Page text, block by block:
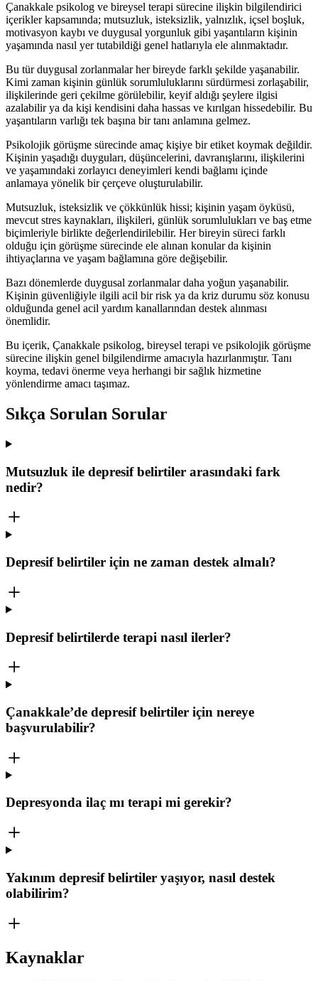
Çanakkale psikolog ve bireysel terapi sürecine ilişkin bilgilendirici
içerikler kapsamında; mutsuzluk, isteksizlik, yalnızlık, içsel boşluk,
motivasyon kaybı ve duygusal yorgunluk gibi yaşantıların kişinin
yaşamında nasıl yer tutabildiği genel hatlarıyla ele alınmaktadır.
Bu tür duygusal zorlanmalar her bireyde farklı şekilde yaşanabilir.
Kimi zaman kişinin günlük sorumluluklarını sürdürmesi zorlaşabilir,
ilişkilerinde geri çekilme görülebilir, keyif aldığı şeylere ilgisi
azalabilir ya da kişi kendisini daha hassas ve kırılgan hissedebilir. Bu
yaşantıların varlığı tek başına bir tanı anlamına gelmez.
Psikolojik görüşme sürecinde amaç kişiye bir etiket koymak değildir.
Kişinin yaşadığı duyguları, düşüncelerini, davranışlarını, ilişkilerini
ve yaşamındaki zorlayıcı deneyimleri kendi bağlamı içinde
anlamaya yönelik bir çerçeve oluşturulabilir.
Mutsuzluk, isteksizlik ve çökkünlük hissi; kişinin yaşam öyküsü,
mevcut stres kaynakları, ilişkileri, günlük sorumlulukları ve baş etme
biçimleriyle birlikte değerlendirilebilir. Her bireyin süreci farklı
olduğu için görüşme sürecinde ele alınan konular da kişinin
ihtiyaçlarına ve yaşam bağlamına göre değişebilir.
Bazı dönemlerde duygusal zorlanmalar daha yoğun yaşanabilir.
Kişinin güvenliğiyle ilgili acil bir risk ya da kriz durumu söz konusu
olduğunda genel acil yardım kanallarından destek alınması
önemlidir.
Bu içerik, Çanakkale psikolog, bireysel terapi ve psikolojik görüşme
sürecine ilişkin genel bilgilendirme amacıyla hazırlanmıştır. Tanı
koyma, tedavi önerme veya herhangi bir sağlık hizmetine
yönlendirme amacı taşımaz.
Sıkça Sorulan Sorular
Mutsuzluk ile depresif belirtiler arasındaki fark
nedir?
Depresif belirtiler için ne zaman destek almalı?
Depresif belirtilerde terapi nasıl ilerler?
Çanakkale’de depresif belirtiler için nereye
başvurulabilir?
Depresyonda ilaç mı terapi mi gerekir?
Yakınım depresif belirtiler yaşıyor, nasıl destek
olabilirim?
Kaynaklar